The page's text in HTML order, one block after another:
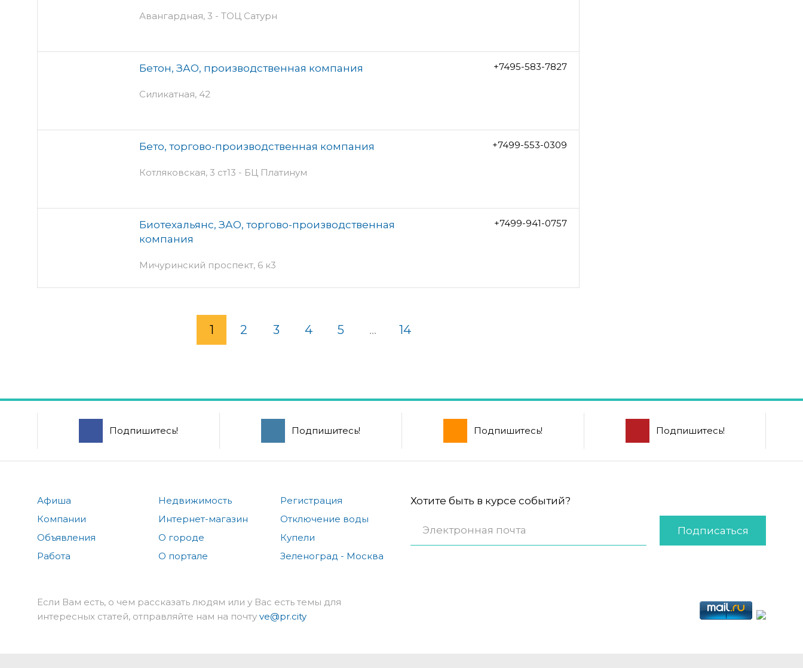
Авангардная, 3 - ТОЦ Сатурн
Бетон, ЗАО, производственная компания
Силикатная, 42
+7495-583-7827
Бето, торгово-производственная компания
Котляковская, 3 ст13 - БЦ Платинум
+7499-553-0309
Биотехальянс, ЗАО, торгово-производственная
компания
Мичуринский проспект, 6 к3
+7499-941-0757
1 2 3 4 5 ... 14
Подпишитесь! Подпишитесь! Подпишитесь! Подпишитесь!
Афиша
Компании
Объявления
Работа
Недвижимость
Интернет-магазин
О городе
О портале
Регистрация
Отключение воды
Купели
Зеленоград - Москва
Хотите быть в курсе событий?
Подписаться
Если Вам есть, о чем рассказать людям или у Вас есть темы для
интересных статей, отправляйте нам на почту ve@pr.city